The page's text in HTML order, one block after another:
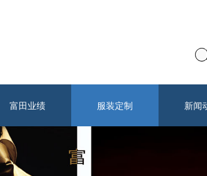
富田业绩 服装定制 新闻